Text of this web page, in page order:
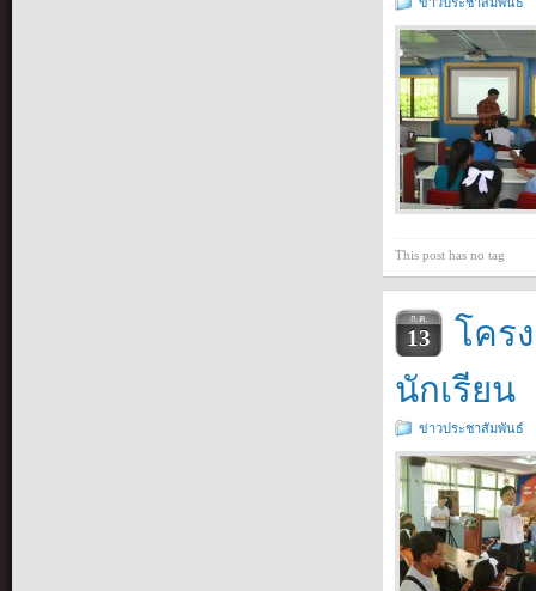
This post has no tag
ก.ค.
13
โคร
นักเรียน
ข่าวประชาสัมพันธ์